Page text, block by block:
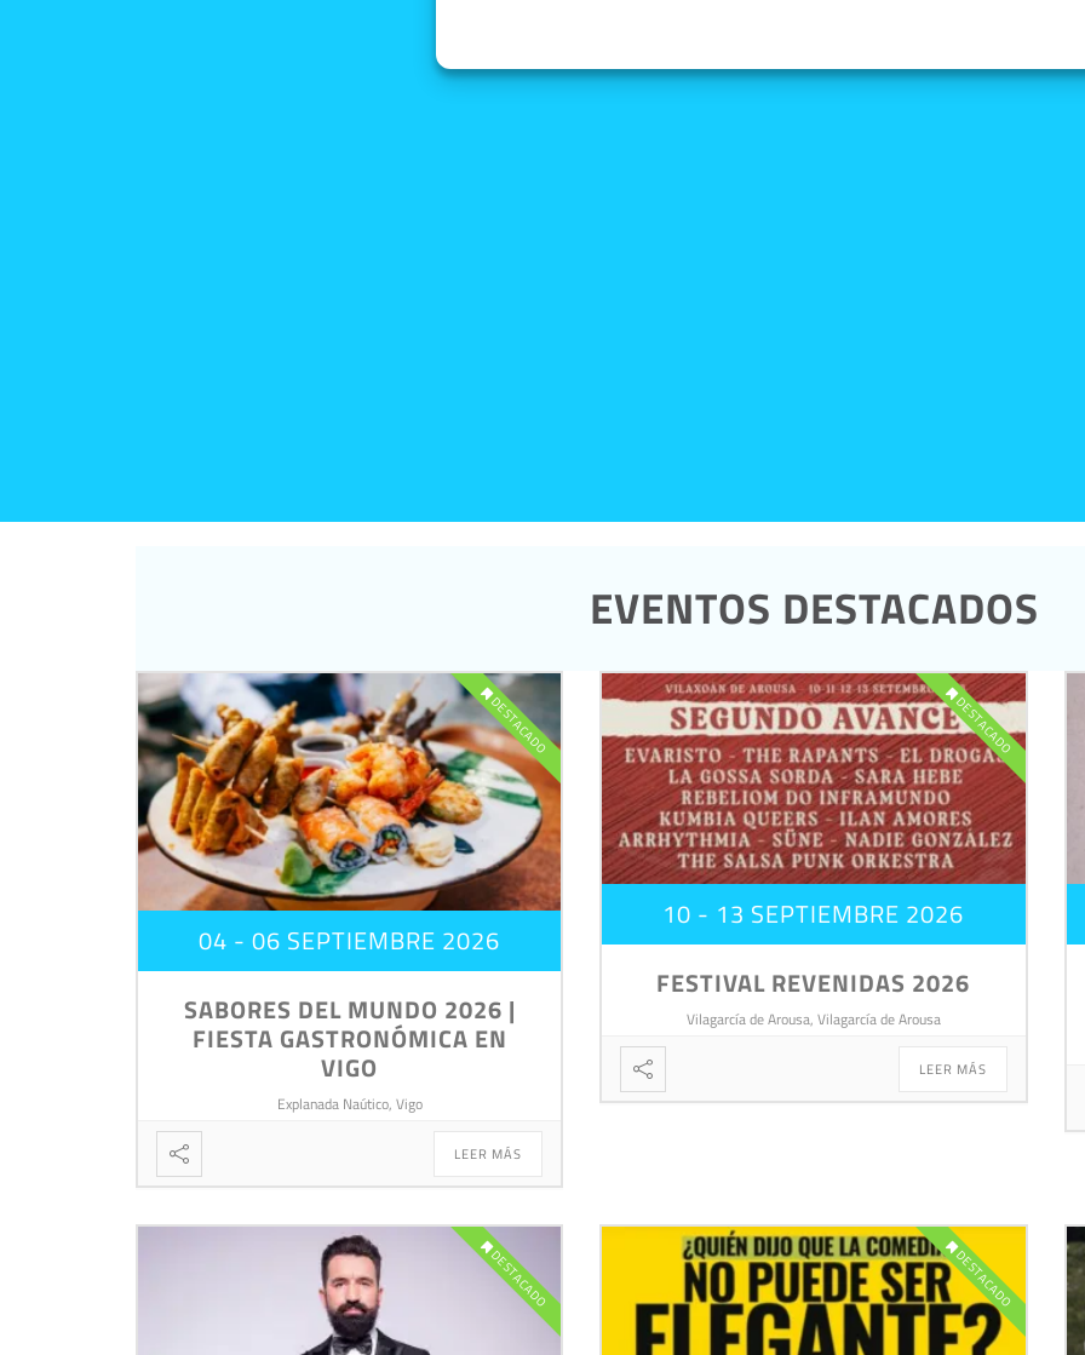
EVENTOS DESTACADOS
04 - 06 SEPTIEMBRE 2026
SABORES DEL MUNDO 2026 |
FIESTA GASTRONÓMICA EN
VIGO
DESTACADO
Explanada Naútico, Vigo
LEER MÁS
10 - 13 SEPTIEMBRE 2026
FESTIVAL REVENIDAS 2026
DESTACADO
Vilagarcía de Arousa, Vilagarcía de Arousa
LEER MÁS
DESTACADO DESTACADO